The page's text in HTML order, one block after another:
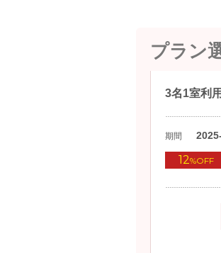
プラン
3名1室利
期間
12%OFF